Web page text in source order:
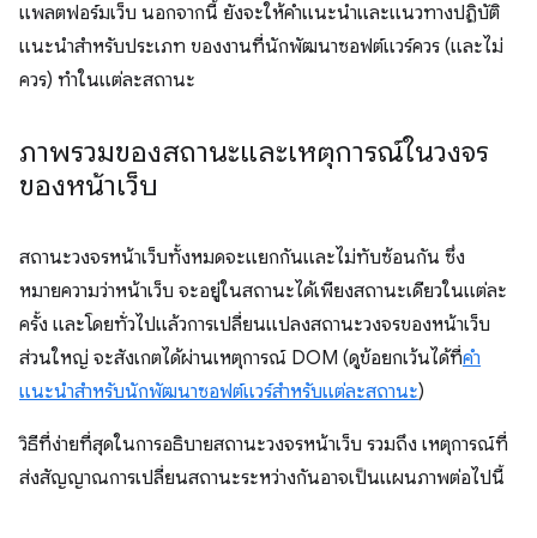
แพลตฟอร์มเว็บ นอกจากนี้ ยังจะให้คำแนะนำและแนวทางปฏิบัติ
แนะนำสำหรับประเภท ของงานที่นักพัฒนาซอฟต์แวร์ควร (และไม่
ควร) ทำในแต่ละสถานะ
ภาพรวมของสถานะและเหตุการณ์ในวงจร
ของหน้าเว็บ
สถานะวงจรหน้าเว็บทั้งหมดจะแยกกันและไม่ทับซ้อนกัน ซึ่ง
หมายความว่าหน้าเว็บ จะอยู่ในสถานะได้เพียงสถานะเดียวในแต่ละ
ครั้ง และโดยทั่วไปแล้วการเปลี่ยนแปลงสถานะวงจรของหน้าเว็บ
ส่วนใหญ่ จะสังเกตได้ผ่านเหตุการณ์ DOM (ดูข้อยกเว้นได้ที่คำ
แนะนำสำหรับนักพัฒนาซอฟต์แวร์สำหรับแต่ละสถานะ)
วิธีที่ง่ายที่สุดในการอธิบายสถานะวงจรหน้าเว็บ รวมถึง เหตุการณ์ที่
ส่งสัญญาณการเปลี่ยนสถานะระหว่างกันอาจเป็นแผนภาพต่อไปนี้